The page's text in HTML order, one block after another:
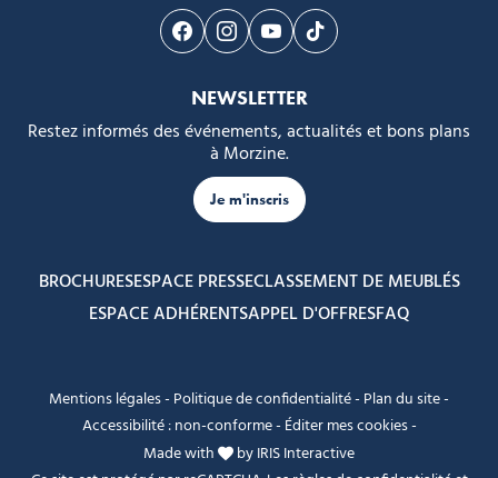
Suivez-nous sur Facebook
Suivez-nous sur Instagram
Suivez-nous sur Youtube
Suivez-nous sur
NEWSLETTER
Restez informés des événements, actualités et bons plans
à Morzine.
Je m'inscris
BROCHURESESPACE PRESSECLASSEMENT DE MEUBLÉS
ESPACE ADHÉRENTSAPPEL D'OFFRESFAQ
Mentions légales- Politique de confidentialité- Plan du site-
Accessibilité : non-conforme- Éditer mes cookies-
Made with
byIRIS Interactive